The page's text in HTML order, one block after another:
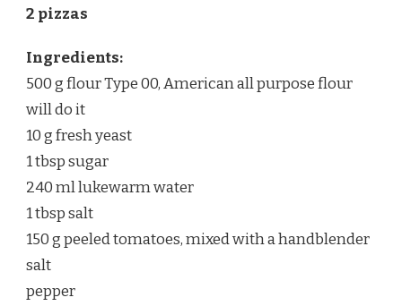
2 pizzas
Ingredients:
500 g flour Type 00, American all purpose flour
will do it
10 g fresh yeast
1 tbsp sugar
240 ml lukewarm water
1 tbsp salt
150 g peeled tomatoes, mixed with a handblender
salt
pepper